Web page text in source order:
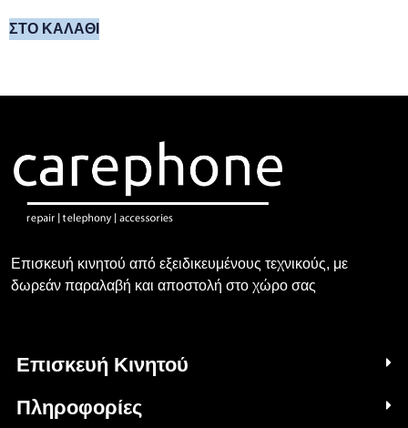
ΣΤΟ ΚΑΛΆΘΙ
Επισκευή κινητού από εξειδικευμένους τεχνικούς, με
δωρεάν παραλαβή και αποστολή στο χώρο σας
Επισκευή Κινητού
Πληροφορίες